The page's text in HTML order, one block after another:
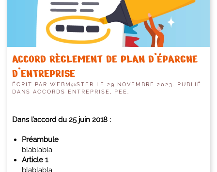
ACCORD RÈGLEMENT DE PLAN D’ÉPARGNE
D’ENTREPRISE
ÉCRIT PAR WEBM@STER LE 29 NOVEMBRE 2023. PUBLIÉ
DANS ACCORDS ENTREPRISE, PEE.
Dans l’accord du 25 juin 2018 :
Préambule
blablabla
Article 1
blablabla